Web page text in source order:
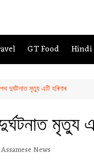
GT Food Hindi
দুৰ্ঘটনাত মৃত্যু এটি হৰিণাৰ
মৃত্যু
Assamese News